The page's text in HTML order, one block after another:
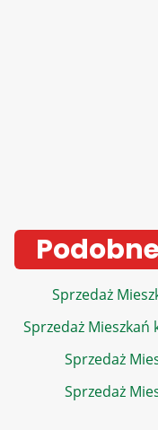
Sprzedaż
Sprzedaż
Sprzedaż
Sprzedaż